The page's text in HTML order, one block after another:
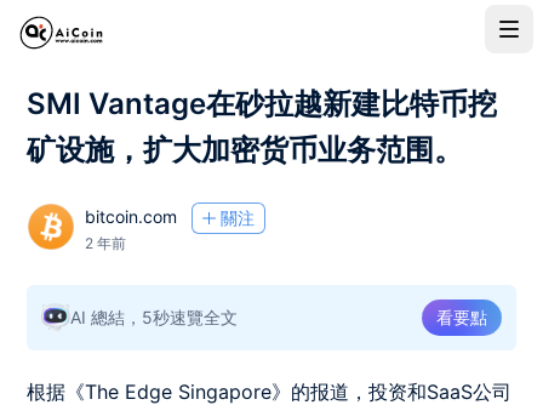
SMI Vantage在砂拉越新建比特币挖
矿设施，扩大加密货币业务范围。
bitcoin.com 關注
2 年前
AI 總結，5秒速覽全文 看要點
根据《The Edge Singapore》的报道，投资和SaaS公司